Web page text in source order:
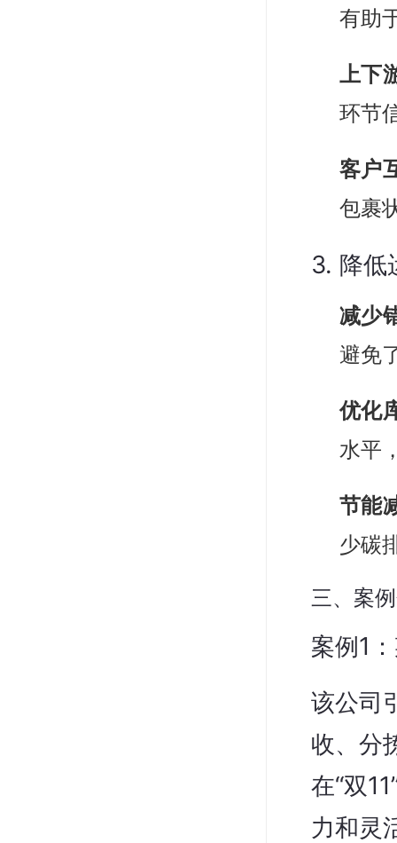
有助
上下
环节
客户
包裹
3. 降低
减少
避免
优化
水平
节能
少碳
三、案
案例1
该公司
收、分
在“双
力和灵